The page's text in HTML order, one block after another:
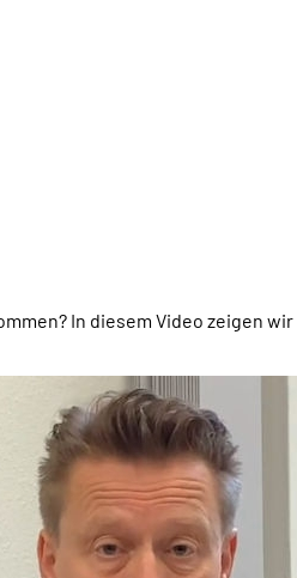
In diesem Video zeigen